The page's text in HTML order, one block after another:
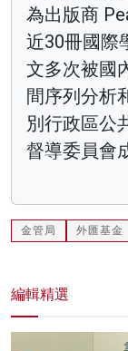
為出版商
近30冊國際
文多次被國
間序列分析
別行政區公
督導委員會
金管局 外匯基金
編輯精選